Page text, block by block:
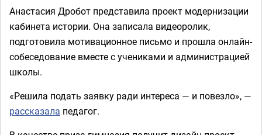
Анастасия Дробот представила проект модернизации
кабинета истории. Она записала видеоролик,
подготовила мотивационное письмо и прошла онлайн-
собеседование вместе с учениками и администрацией
школы.
«Решила подать заявку ради интереса — и повезло», —
рассказала педагог.